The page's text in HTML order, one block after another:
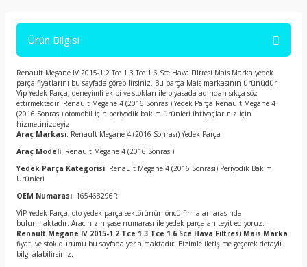
Ürün Bilgisi
Renault Megane IV 2015-1.2 Tce 1.3 Tce 1.6 Sce Hava Filtresi Mais Marka yedek
parça fiyatlarını bu sayfada görebilirsiniz. Bu parça Mais markasının ürünüdür.
Vip Yedek Parça, deneyimli ekibi ve stokları ile piyasada adından sıkça söz
ettirmektedir. Renault Megane 4 (2016 Sonrası) Yedek Parça Renault Megane 4
(2016 Sonrası) otomobil için periyodik bakım ürünleri ihtiyaçlarınız için
hizmetinizdeyiz.
Araç Markası: Renault Megane 4 (2016 Sonrası) Yedek Parça
Araç Modeli: Renault Megane 4 (2016 Sonrası)
Yedek Parça Kategorisi: Renault Megane 4 (2016 Sonrası) Periyodik Bakım
Ürünleri
OEM Numarası: 165468296R
VİP Yedek Parça, oto yedek parça sektörünün öncü firmaları arasında
bulunmaktadır. Aracınızın şase numarası ile yedek parçaları teyit ediyoruz.
Renault Megane IV 2015-1.2 Tce 1.3 Tce 1.6 Sce Hava Filtresi Mais Marka
fiyatı ve stok durumu bu sayfada yer almaktadır. Bizimle iletişime geçerek detaylı
bilgi alabilirsiniz.